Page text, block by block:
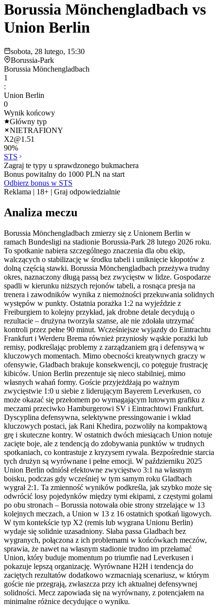
Borussia Mönchengladbach vs
Union Berlin
sobota, 28 lutego, 15:30
Borussia-Park
Borussia Mönchengladbach
1
:
Union Berlin
0
Wynik końcowy
Główny typ
NIETRAFIONY
X2@1.51
90%
STS
Zagraj te typy u sprawdzonego bukmachera
Bonus powitalny do 1000 PLN na start
Odbierz bonus w STS
Reklama | 18+ | Graj odpowiedzialnie
Analiza meczu
Borussia Mönchengladbach zmierzy się z Unionem Berlin w
ramach Bundesligi na stadionie Borussia-Park 28 lutego 2026 roku.
To spotkanie nabiera szczególnego znaczenia dla obu ekip,
walczących o stabilizację w środku tabeli i uniknięcie kłopotów z
dolną częścią stawki. Borussia Mönchengladbach przeżywa trudny
okres, naznaczony długą passą bez zwycięstw w lidze. Gospodarze
spadli w kierunku niższych rejonów tabeli, a rosnąca presja na
trenera i zawodników wynika z niemożności przekuwania solidnych
występów w punkty. Ostatnia porażka 1:2 na wyjeździe z
Freiburgiem to kolejny przykład, jak drobne detale decydują o
rezultacie – drużyna tworzyła szanse, ale nie zdołała utrzymać
kontroli przez pełne 90 minut. Wcześniejsze wyjazdy do Eintrachtu
Frankfurt i Werderu Brema również przyniosły wąskie porażki lub
remisy, podkreślając problemy z zarządzaniem grą i defensywą w
kluczowych momentach. Mimo obecności kreatywnych graczy w
ofensywie, Gladbach brakuje konsekwencji, co potęguje frustrację
kibiców. Union Berlin prezentuje się nieco stabilniej, mimo
własnych wahań formy. Goście przyjeżdżają po ważnym
zwycięstwie 1:0 u siebie z liderującym Bayerem Leverkusen, co
może okazać się przełomem po wymagającym lutowym grafiku z
meczami przeciwko Hamburgerowi SV i Eintrachtowi Frankfurt.
Dyscyplina defensywna, selektywne pressingowanie i wkład
kluczowych postaci, jak Rani Khedira, pozwoliły na kompaktową
grę i skuteczne kontry. W ostatnich dwóch miesiącach Union notuje
zacięte boje, ale z tendencją do zdobywania punktów w trudnych
spotkaniach, co kontrastuje z kryzysem rywala. Bezpośrednie starcia
tych drużyn są wyrównane i pełne emocji. W październiku 2025
Union Berlin odniósł efektowne zwycięstwo 3:1 na własnym
boisku, podczas gdy wcześniej w tym samym roku Gladbach
wygrał 2:1. Ta zmienność wyników podkreśla, jak szybko może się
odwrócić losy pojedynków między tymi ekipami, z częstymi golami
po obu stronach – Borussia notowała obie strony strzelające w 13
kolejnych meczach, a Union w 13 z 16 ostatnich spotkań ligowych.
W tym kontekście typ X2 (remis lub wygrana Unionu Berlin)
wydaje się solidnie uzasadniony. Słaba passa Gladbach bez
wygranych, połączona z ich problemami w końcówkach meczów,
sprawia, że nawet na własnym stadionie trudno im przełamać
Union, który buduje momentum po triumfie nad Leverkusen i
pokazuje lepszą organizację. Wyrównane H2H i tendencja do
zaciętych rezultatów dodatkowo wzmacniają scenariusz, w którym
goście nie przegrają, zwłaszcza przy ich aktualnej defensywnej
solidności. Mecz zapowiada się na wyrównany, z potencjałem na
minimalne różnice decydujące o wyniku.